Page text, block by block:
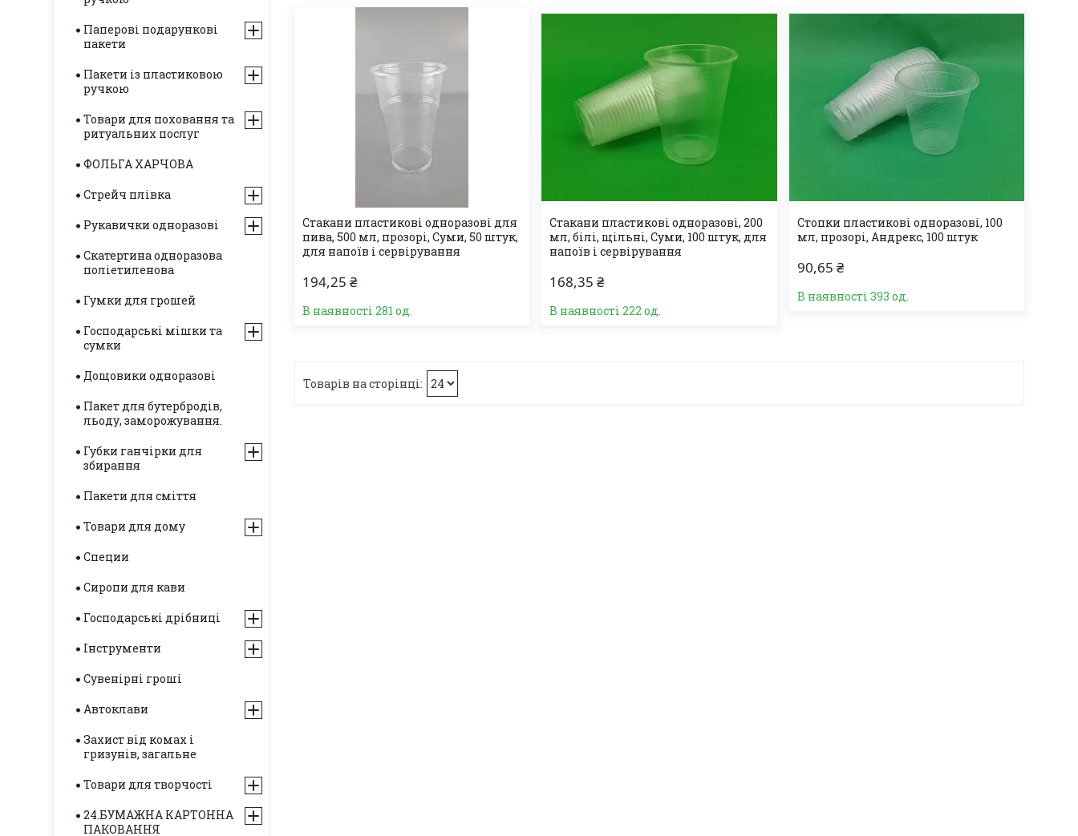
Стакани пластикові одноразові для
пива, 500 мл, прозорі, Суми, 50 штук,
для напоїв і сервірування
194,25 ₴
В наявності 281 од.
Стакани пластикові одноразові, 200
мл, білі, щільні, Суми, 100 штук, для
напоїв і сервірування
168,35 ₴
В наявності 222 од.
Стопки пластикові одноразові, 100
мл, прозорі, Андрекс, 100 штук
90,65 ₴
В наявності 393 од.
Паперові подарункові
пакети
Пакети із пластиковою
ручкою
Товари для поховання та
ритуальних послуг
ФОЛЬГА ХАРЧОВА
Стрейч плівка
Рукавички одноразові
Скатертина одноразова
поліетиленова
Гумки для грошей
Господарські мішки та
сумки
Дощовики одноразові
Пакет для бутербродів,
льоду, заморожування.
Губки ганчірки для
збирання
Пакети для сміття
Товари для дому
Специи
Сиропи для кави
Господарські дрібниці
Інструменти
Сувенірні гроші
Автоклави
Захист від комах і
гризунів, загальне
Товари для творчості
24.БУМАЖНА КАРТОННА
ПАКОВАННЯ